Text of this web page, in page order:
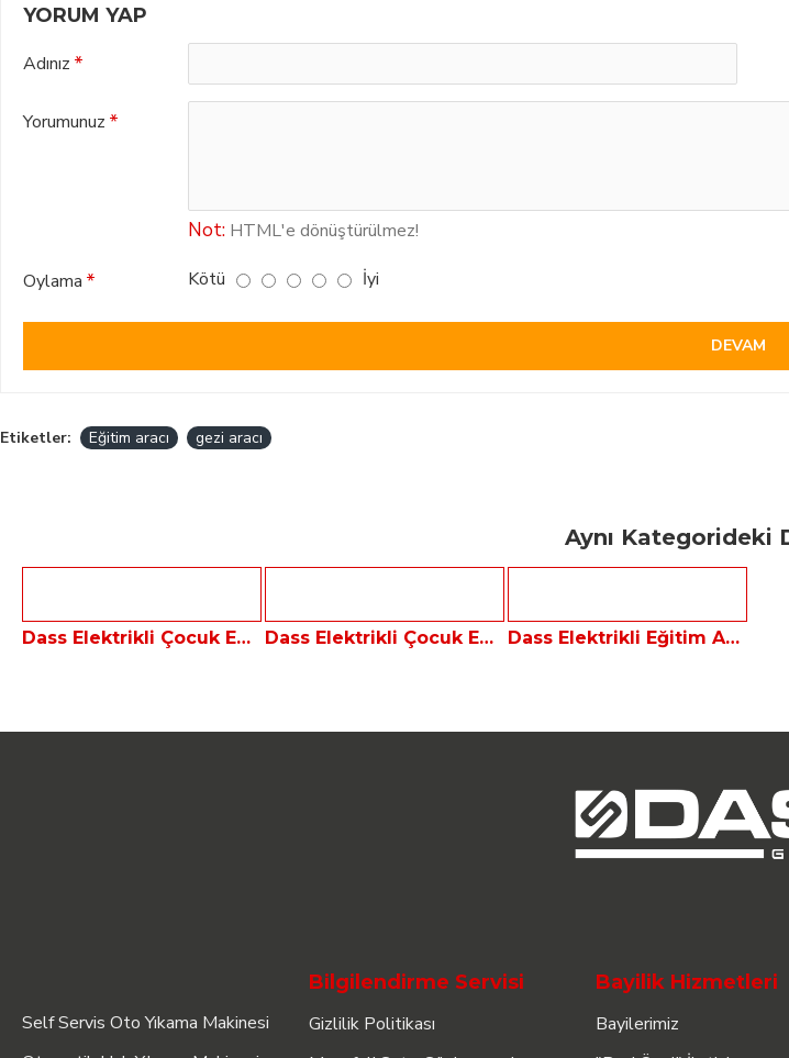
YORUM YAP
Adınız
Yorumunuz
Not: HTML'e dönüştürülmez!
Oylama Kötü İyi
DEVAM
Etiketler: Eğitim aracı gezi aracı
Aynı Kategorideki
Dass Elektrikli Çocuk Eğitimi Amaçlı Ambulans Aracı Dass Elektrikli Çocuk Eğitimi Amaçlı İtfaiye Aracı Dass Elektrikli Eğitim Amaçlı Polis Aracı
Self Servis Oto Yıkama Makinesi
Bilgilendirme Servisi
Gizlilik Politikası
Bayilik Hizmetleri
Bayilerimiz